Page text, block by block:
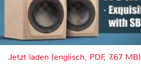
Jetzt laden (englisch, PDF, 7.67 MB)